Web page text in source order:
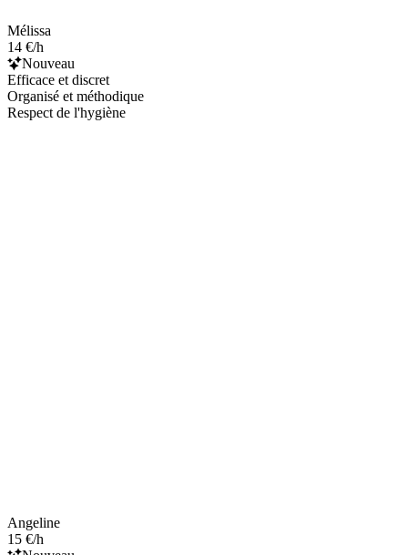
Mélissa
14 €/h
Nouveau
Efficace et discret
Organisé et méthodique
Respect de l'hygiène
Angeline
15 €/h